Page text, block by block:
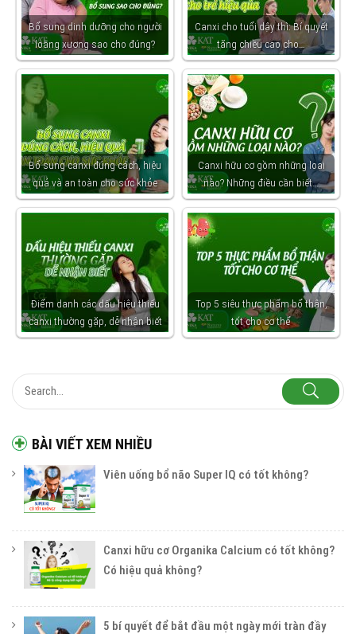
BÀI VIẾT XEM NHIỀU
Viên uống bổ não Super IQ có tốt không?
Canxi hữu cơ Organika Calcium có tốt không?
Có hiệu quả không?
5 bí quyết để bắt đầu một ngày mới tràn đầy
Bổ sung dinh dưỡng cho người
loãng xương sao cho đúng?
Canxi cho tuổi dậy thì: Bí quyết
tăng chiều cao cho…
Bổ sung canxi đúng cách, hiệu
quả và an toàn cho sức khỏe
Canxi hữu cơ gồm những loại
nào? Những điều cần biết…
Điểm danh các dấu hiệu thiếu
canxi thường gặp, dễ nhận biết
Top 5 siêu thực phẩm bổ thận,
tốt cho cơ thể